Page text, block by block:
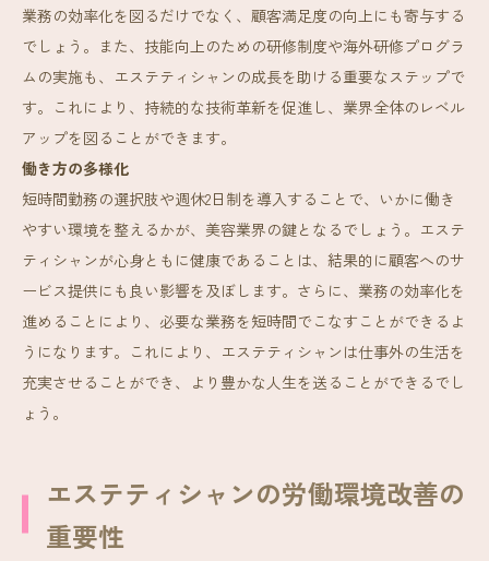
業務の効率化を図るだけでなく、顧客満足度の向上にも寄与する
でしょう。また、技能向上のための研修制度や海外研修プログラ
ムの実施も、エステティシャンの成長を助ける重要なステップで
す。これにより、持続的な技術革新を促進し、業界全体のレベル
アップを図ることができます。
働き方の多様化
短時間勤務の選択肢や週休2日制を導入することで、いかに働き
やすい環境を整えるかが、美容業界の鍵となるでしょう。エステ
ティシャンが心身ともに健康であることは、結果的に顧客へのサ
ービス提供にも良い影響を及ぼします。さらに、業務の効率化を
進めることにより、必要な業務を短時間でこなすことができるよ
うになります。これにより、エステティシャンは仕事外の生活を
充実させることができ、より豊かな人生を送ることができるでし
ょう。
エステティシャンの労働環境改善の
重要性